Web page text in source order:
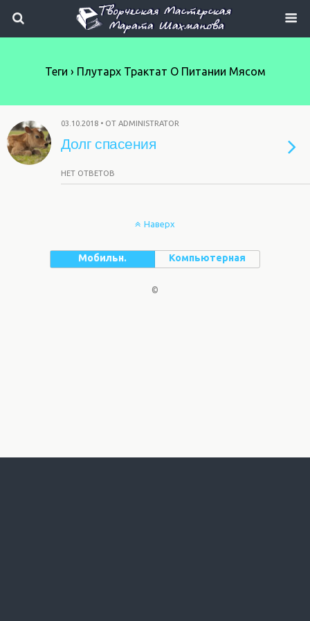
Теги › Плутарх Трактат О Питании Мясом
03.10.2018 • ОТ ADMINISTRATOR
Долг спасения
НЕТ ОТВЕТОВ
Наверх
Мобильн. Компьютерная
©